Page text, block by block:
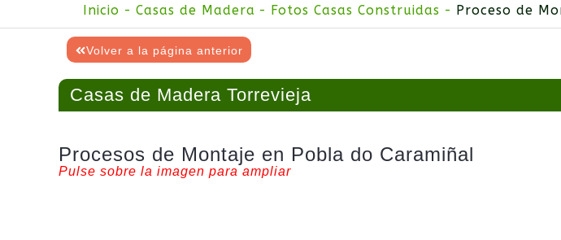
Inicio Casas de Madera Fotos Casas Construidas Proceso de
Volver a la página anterior
Casas de Madera Torrevieja
Procesos de Montaje en Pobla do Caramiñal
Pulse sobre la imagen para ampliar